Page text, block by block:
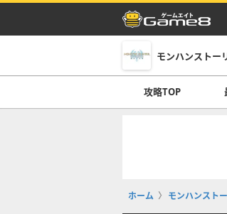
モンハンストー
攻略TOP
ホーム モンハンスト